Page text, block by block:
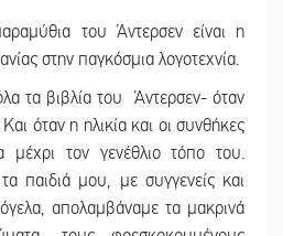
του Άντερσεν είναι η
στην παγκόσμια λογοτεχνία.
τα βιβλία του Άντερσεν- όταν
όταν η ηλικία και οι συνθήκες
μέχρι τον γενέθλιο τόπο του.
παιδιά μου, με συγγενείς και
απολαμβάναμε τα μακρινά